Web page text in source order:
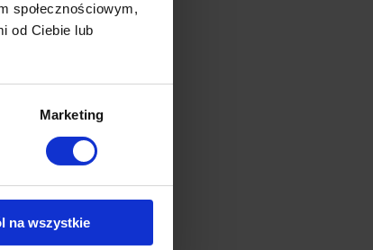
społecznościowym,
od Ciebie lub
Marketing
na wszystkie